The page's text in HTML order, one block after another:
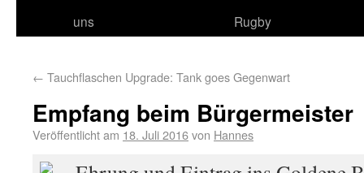
uns
Rugby
← Tauchflaschen Upgrade: Tank goes Gegenwart
Empfang beim Bürgermeister
Veröffentlicht am 18. Juli 2016von Hannes